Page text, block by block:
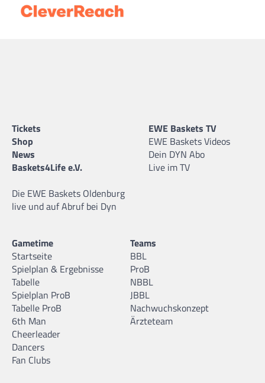
Tickets
Shop
News
Baskets4Life e.V.
Die EWE Baskets Oldenburg
live und auf Abruf bei Dyn
EWE Baskets TV
EWE Baskets Videos
Dein DYN Abo
Live im TV
Gametime
Startseite
Spielplan & Ergebnisse
Tabelle
Spielplan ProB
Tabelle ProB
6th Man
Cheerleader
Dancers
Fan Clubs
Teams
BBL
ProB
NBBL
JBBL
Nachwuchskonzept
Ärzteteam